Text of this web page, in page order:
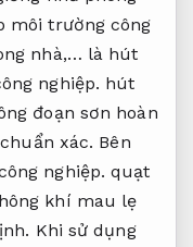
môi trường công
nhà,… là hút
nghiệp. hút
đoạn sơn hoàn
xác. Bên
nghiệp. quạt
khí mau lẹ
Khi sử dụng